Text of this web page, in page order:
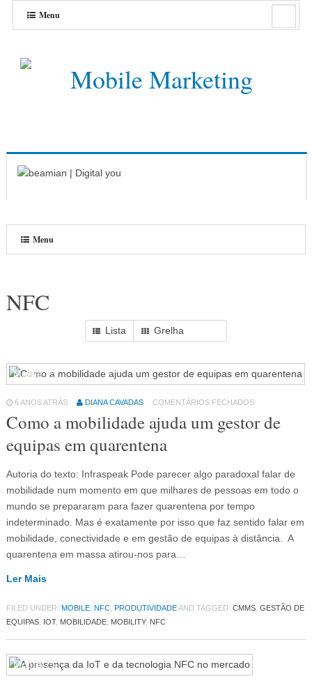
Menu
Menu
NFC
Lista Grelha
Mobile75
6 ANOS ATRÁS DIANA CAVADAS COMENTÁRIOS FECHADOS
Como a mobilidade ajuda um gestor de
equipas em quarentena
Autoria do texto: Infraspeak Pode parecer algo paradoxal falar de
mobilidade num momento em que milhares de pessoas em todo o
mundo se prepararam para fazer quarentena por tempo
indeterminado. Mas é exatamente por isso que faz sentido falar em
mobilidade, conectividade e em gestão de equipas à distância. A
quarentena em massa atirou-nos para…
Ler Mais
FILED UNDER: MOBILE, NFC, PRODUTIVIDADEAND TAGGED: CMMS, GESTÃO DE
EQUIPAS, IOT, MOBILIDADE, MOBILITY, NFC
Mobile75